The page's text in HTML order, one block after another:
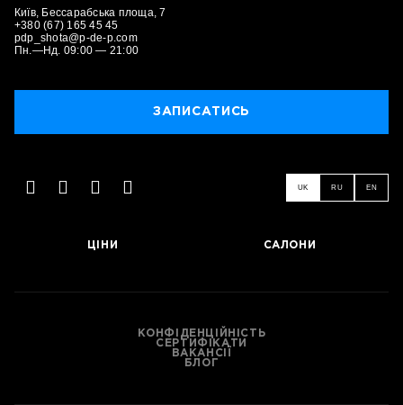
Київ, Бессарабська площа, 7
+380 (67) 165 45 45
pdp_shota@p-de-p.com
Пн.—Нд. 09:00 — 21:00
ЗАПИСАТИСЬ
UK RU EN
ЦІНИ САЛОНИ
КОНФІДЕНЦІЙНІСТЬ
СЕРТИФІКАТИ
ВАКАНСІЇ
БЛОГ